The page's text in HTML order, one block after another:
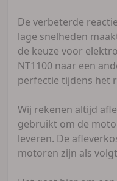
De verbeterde
lage snelheden
de keuze voor
NT1100 naar een
perfectie tijdens het
Wij rekenen altijd
gebruikt om de
leveren. De
motoren zijn als